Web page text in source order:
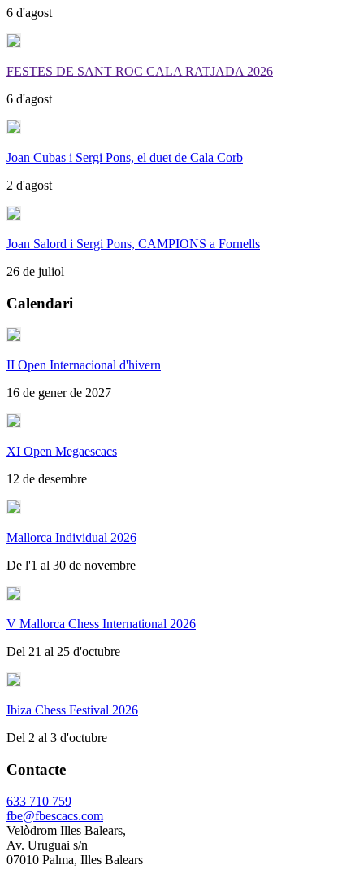
6 d'agost
FESTES DE SANT ROC CALA RATJADA 2026
6 d'agost
Joan Cubas i Sergi Pons, el duet de Cala Corb
2 d'agost
Joan Salord i Sergi Pons, CAMPIONS a Fornells
26 de juliol
Calendari
II Open Internacional d'hivern
16 de gener de 2027
XI Open Megaescacs
12 de desembre
Mallorca Individual 2026
De l'1 al 30 de novembre
V Mallorca Chess International 2026
Del 21 al 25 d'octubre
Ibiza Chess Festival 2026
Del 2 al 3 d'octubre
Contacte
633 710 759
fbe@fbescacs.com
Velòdrom Illes Balears,
Av. Uruguai s/n
07010 Palma, Illes Balears